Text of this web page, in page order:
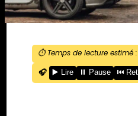
⏱️ Temps de lecture estimé :
🎧
▶️ Lire ⏸️ Pause ⏮️